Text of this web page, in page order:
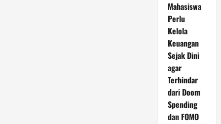
Mahasiswa
Perlu
Kelola
Keuangan
Sejak Dini
agar
Terhindar
dari Doom
Spending
dan FOMO